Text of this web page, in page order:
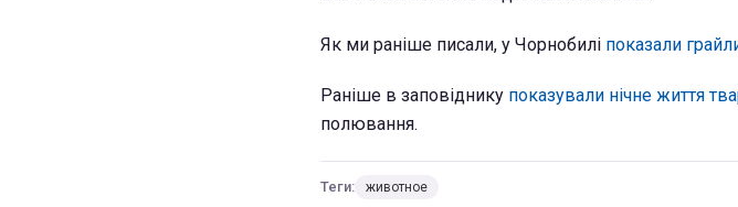
Як ми раніше писали, у Чорнобилі показали
Раніше в заповіднику показували нічне життя
полювання.
Теги: животное